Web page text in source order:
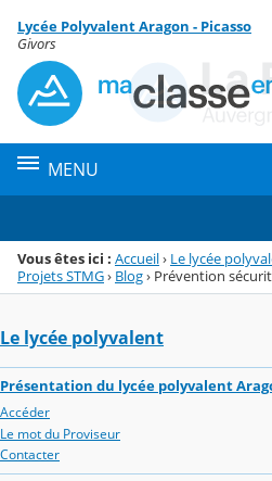
Menu de la rubrique
Contenu
Lycée Polyvalent Aragon - Picasso
Givors
MENU
Vous êtes ici : Accueil› Le lycée
Projets STMG› Blog› Prévention
Le lycée polyvalent
Présentation du lycée polyvalent
Accéder
Le mot du Proviseur
Contacter